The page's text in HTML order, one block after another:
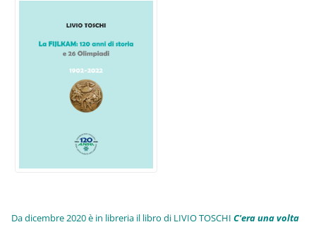
Da dicembre 2020 è in libreria il libro di LIVIO TOSCHIC'era una volta